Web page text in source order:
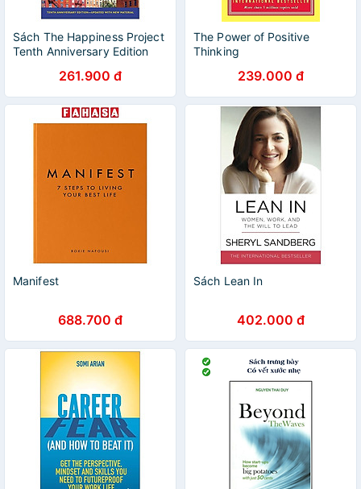
Sách The Happiness Project
Tenth Anniversary Edition
261.900 đ
The Power of Positive
Thinking
239.000 đ
Manifest
688.700 đ
Sách Lean In
402.000 đ